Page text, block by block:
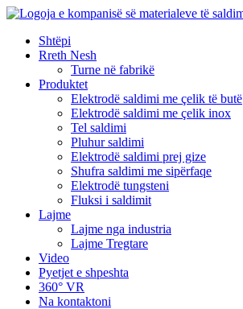
Shtëpi
Rreth Nesh
Turne në fabrikë
Produktet
Elektrodë saldimi me çelik të butë
Elektrodë saldimi me çelik inox
Tel saldimi
Pluhur saldimi
Elektrodë saldimi prej gize
Shufra saldimi me sipërfaqe
Elektrodë tungsteni
Fluksi i saldimit
Lajme
Lajme nga industria
Lajme Tregtare
Video
Pyetjet e shpeshta
360° VR
Na kontaktoni